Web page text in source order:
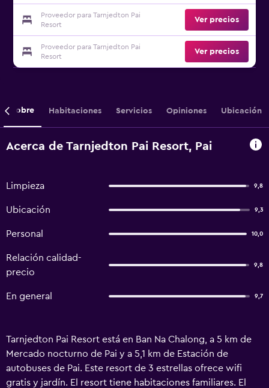
Proveedor para Tarnjedton Pai
Resort
Ver precios
Proveedor para Tarnjedton Pai
Resort
Ver precios
Sobre Habitaciones Servicios Opiniones Ubicación
Acerca de Tarnjedton Pai Resort, Pai
Limpieza 9,8
Ubicación 9,3
Personal 10,0
Relación calidad-
precio
9,8
En general 9,7
Tarnjedton Pai Resort está en Ban Na Chalong, a 5 km de
Mercado nocturno de Pai y a 5,1 km de Estación de
autobuses de Pai. Este resort de 3 estrellas ofrece wifi
gratis y jardín. El resort tiene habitaciones familiares. El